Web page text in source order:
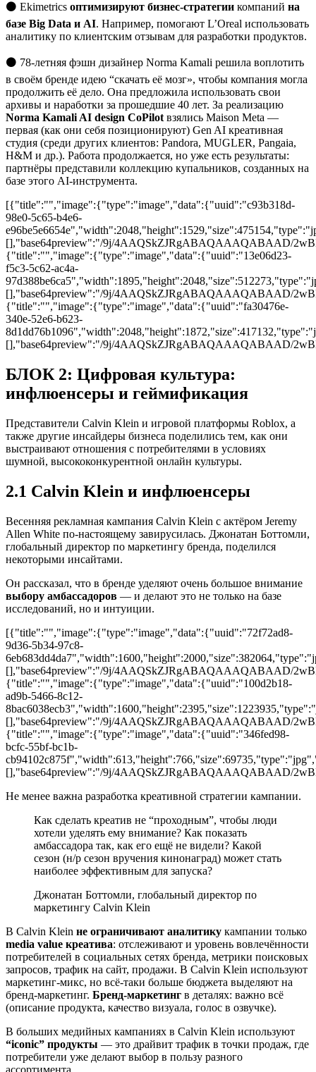
⚫ Ekimetrics оптимизируют бизнес-стратегии компаний на
базе Big Data и AI. Например, помогают L’Oreal использовать
аналитику по клиентским отзывам для разработки продуктов.
⚫ 78-летняя фэшн дизайнер Norma Kamali решила воплотить
в своём бренде идею “скачать её мозг», чтобы компания могла
продолжить её дело. Она предложила использовать свои
архивы и наработки за прошедшие 40 лет. За реализацию
Norma Kamali AI design CoPilotвзялись Maison Meta —
первая (как они себя позиционируют) Gen AI креативная
студия (среди других клиентов: Pandora, MUGLER, Pangaia,
H&M и др.). Работа продолжается, но уже есть результаты:
партнёры представили коллекцию купальников, созданных на
базе этого AI-инструмента.
[{"title":"","image":{"type":"image","data":{"uuid":"c93b318d-
98e0-5c65-b4e6-
[],"base64preview":"/9j/4AAQSkZJRgABAQAAAQABAAD/
{"title":"","image":{"type":"image","data":{"uuid":"13e06d23-
f5c3-5c62-ac4a-
[],"base64preview":"/9j/4AAQSkZJRgABAQAAAQABAAD/
{"title":"","image":{"type":"image","data":{"uuid":"fa30476e-
340e-52e6-b623-
[],"base64preview":"/9j/4AAQSkZJRgABAQAAAQABAAD/
БЛОК 2: Цифровая культура:
инфлюенсеры и геймификация
Представители Calvin Klein и игровой платформы Roblox, а
также другие инсайдеры бизнеса поделились тем, как они
выстраивают отношения с потребителями в условиях
шумной, высококонкурентной онлайн культуры.
2.1 Calvin Klein и инфлюенсеры
Весенняя рекламная кампания Сalvin Klein с актёром Jeremy
Allen White по-настоящему завирусилась. Джонатан Боттомли,
глобальный директор по маркетингу бренда, поделился
некоторыми инсайтами.
Он рассказал, что в бренде уделяют очень большое внимание
выбору амбассадоров — и делают это не только на базе
исследований, но и интуиции.
[{"title":"","image":{"type":"image","data":{"uuid":"72f72ad8-
9d36-5b34-97c8-
[],"base64preview":"/9j/4AAQSkZJRgABAQAAAQABAAD/
{"title":"","image":{"type":"image","data":{"uuid":"100d2b18-
ad9b-5466-8c12-
[],"base64preview":"/9j/4AAQSkZJRgABAQAAAQABAAD/
{"title":"","image":{"type":"image","data":{"uuid":"346fed98-
bcfc-55bf-bc1b-
[],"base64preview":"/9j/4AAQSkZJRgABAQAAAQABAAD/
Не менее важна разработка креативной стратегии кампании.
Как сделать креатив не “проходным”, чтобы люди
хотели уделять ему внимание? Как показать
амбассадора так, как его ещё не видели? Какой
сезон (н/р сезон вручения кинонаград) может стать
наиболее эффективным для запуска?
Джонатан Боттомли, глобальный директор по
маркетингу Calvin Klein
В Сalvin Klein не ограничивают аналитику кампании только
media value креатива: отслеживают и уровень вовлечённости
потребителей в социальных сетях бренда, метрики поисковых
запросов, трафик на сайт, продажи. В Сalvin Klein используют
маркетинг-микс, но всё-таки больше бюджета выделяют на
бренд-маркетинг. Бренд-маркетинг в деталях: важно всё
(описание продукта, качество визуала, голос в озвучке).
В больших медийных кампаниях в Сalvin Klein используют
“iconic” продукты — это драйвит трафик в точки продаж, где
потребители уже делают выбор в пользу разного
ассортимента.